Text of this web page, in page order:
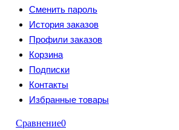
Сменить пароль
История заказов
Профили заказов
Корзина
Подписки
Контакты
Избранные товары
Сравнение0